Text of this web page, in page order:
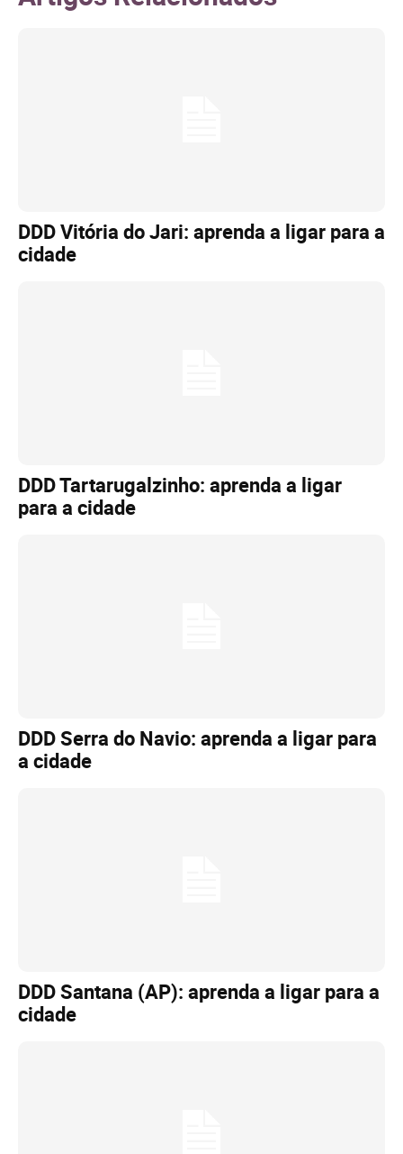
DDD Vitória do Jari: aprenda a ligar para a
cidade
DDD Tartarugalzinho: aprenda a ligar
para a cidade
DDD Serra do Navio: aprenda a ligar para
a cidade
DDD Santana (AP): aprenda a ligar para a
cidade